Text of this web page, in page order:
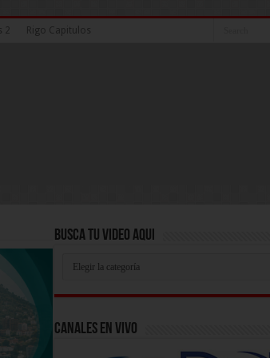
2 Rigo Capitulos
Busca Tu Video Aqui
Aqui
Canales En Vivo